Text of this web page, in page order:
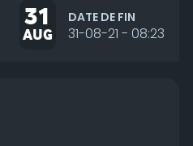
31
AUG
DATE DE FIN
31-08-21 - 08:23